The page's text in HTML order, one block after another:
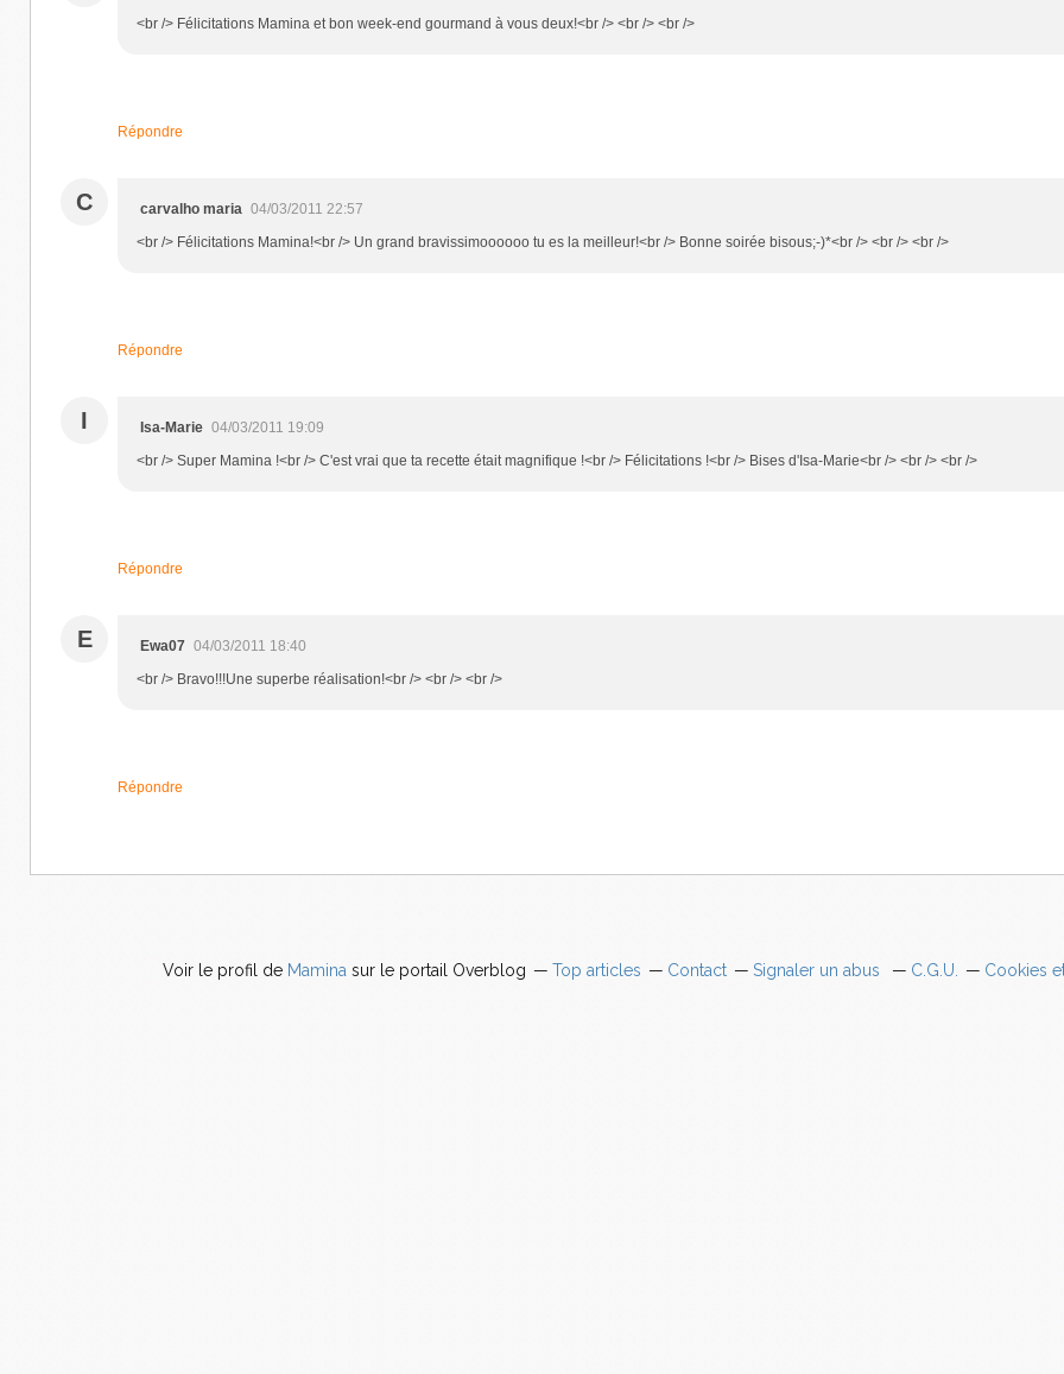
<br /> Félicitations Mamina et bon week-end gourmand à vous deux!<br /> <br /> <br />
Répondre
C carvalho maria 04/03/2011 22:57
<br /> Félicitations Mamina!<br /> Un grand bravissimoooooo tu es la meilleur!<br /> Bonne soirée bisous;-)*<br /> <br /> <br />
Répondre
I Isa-Marie 04/03/2011 19:09
<br /> Super Mamina !<br /> C'est vrai que ta recette était magnifique !<br /> Félicitations !<br /> Bises d'Isa-Marie<br /> <br /> <br />
Répondre
E Ewa07 04/03/2011 18:40
<br /> Bravo!!!Une superbe réalisation!<br /> <br /> <br />
Répondre
Voir le profil de Mamina sur le portail Overblog Top articles Contact Signaler un abus C.G.U. Cookies